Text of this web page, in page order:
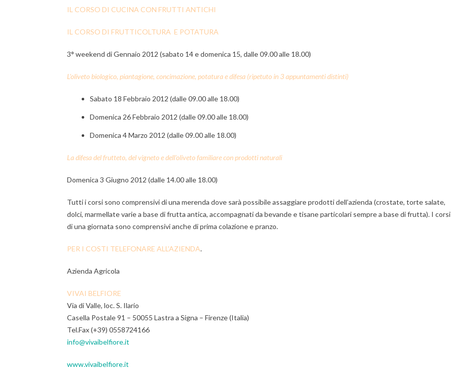
IL CORSO DI CUCINA CON FRUTTI ANTICHI
IL CORSO DI FRUTTICOLTURA E POTATURA
3° weekend di Gennaio 2012 (sabato 14 e domenica 15, dalle 09.00 alle 18.00)
L’oliveto biologico, piantagione, concimazione, potatura e difesa (ripetuto in 3 appuntamenti distinti)
Sabato 18 Febbraio 2012 (dalle 09.00 alle 18.00)
Domenica 26 Febbraio 2012 (dalle 09.00 alle 18.00)
Domenica 4 Marzo 2012 (dalle 09.00 alle 18.00)
La difesa del frutteto, del vigneto e dell’oliveto familiare con prodotti naturali
Domenica 3 Giugno 2012 (dalle 14.00 alle 18.00)
Tutti i corsi sono comprensivi di una merenda dove sarà possibile assaggiare prodotti dell’azienda (crostate, torte salate,
dolci, marmellate varie a base di frutta antica, accompagnati da bevande e tisane particolari sempre a base di frutta). I corsi
di una giornata sono comprensivi anche di prima colazione e pranzo.
PER I COSTI TELEFONARE ALL’AZIENDA.
Azienda Agricola
VIVAI BELFIORE
Via di Valle, loc. S. Ilario
Casella Postale 91 – 50055 Lastra a Signa – Firenze (Italia)
Tel.Fax (+39) 0558724166
info@vivaibelfiore.it
www.vivaibelfiore.it